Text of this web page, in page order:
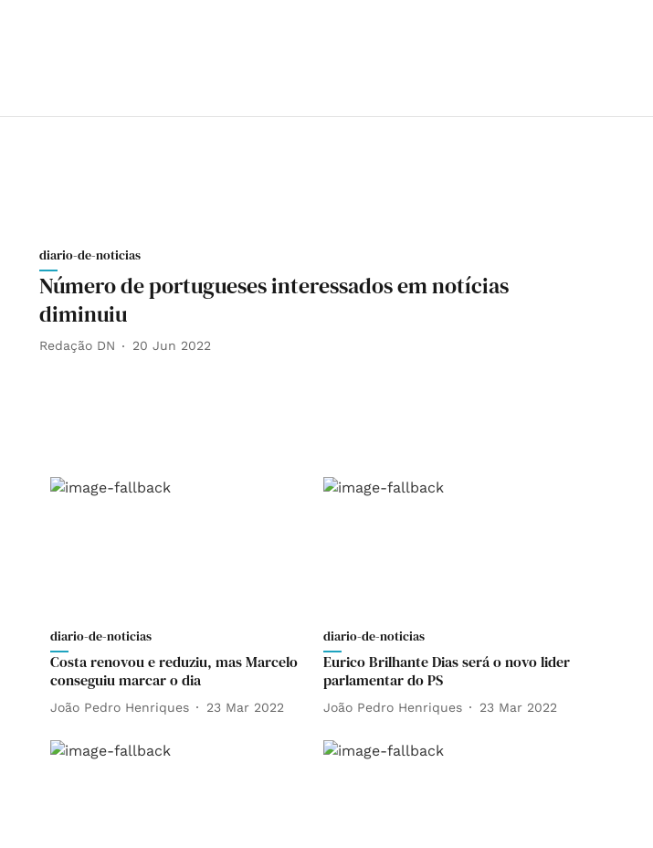
diario-de-noticias
Número de portugueses interessados em notícias
diminuiu
Redação DN 20 Jun 2022
diario-de-noticias
Costa renovou e reduziu, mas Marcelo
conseguiu marcar o dia
João Pedro Henriques 23 Mar 2022
diario-de-noticias
Eurico Brilhante Dias será o novo lider
parlamentar do PS
João Pedro Henriques 23 Mar 2022